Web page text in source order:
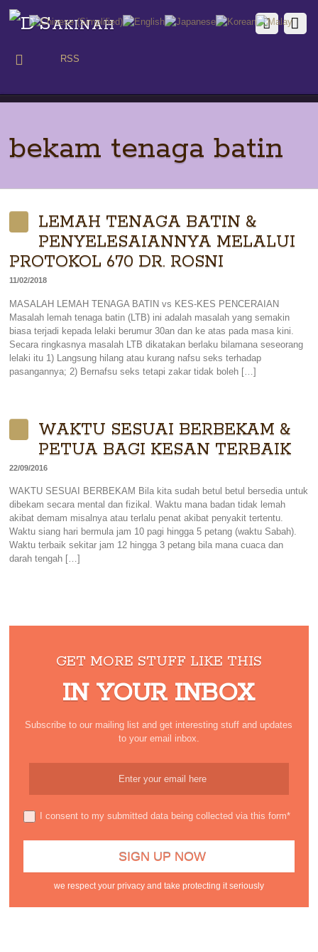
RSS
bekam tenaga batin
LEMAH TENAGA BATIN &
PENYELESAIANNYA MELALUI
PROTOKOL 670 DR. ROSNI
11/02/2018
MASALAH LEMAH TENAGA BATIN vs KES-KES PENCERAIAN
Masalah lemah tenaga batin (LTB) ini adalah masalah yang semakin
biasa terjadi kepada lelaki berumur 30an dan ke atas pada masa kini.
Secara ringkasnya masalah LTB dikatakan berlaku bilamana seseorang
lelaki itu 1) Langsung hilang atau kurang nafsu seks terhadap
pasangannya; 2) Bernafsu seks tetapi zakar tidak boleh […]
WAKTU SESUAI BERBEKAM &
PETUA BAGI KESAN TERBAIK
22/09/2016
WAKTU SESUAI BERBEKAM Bila kita sudah betul betul bersedia untuk
dibekam secara mental dan fizikal. Waktu mana badan tidak lemah
akibat demam misalnya atau terlalu penat akibat penyakit tertentu.
Waktu siang hari bermula jam 10 pagi hingga 5 petang (waktu Sabah).
Waktu terbaik sekitar jam 12 hingga 3 petang bila mana cuaca dan
darah tengah […]
GET MORE STUFF LIKE THIS
IN YOUR INBOX
Subscribe to our mailing list and get interesting stuff and updates
to your email inbox.
I consent to my submitted data being collected via this form*
we respect your privacy and take protecting it seriously